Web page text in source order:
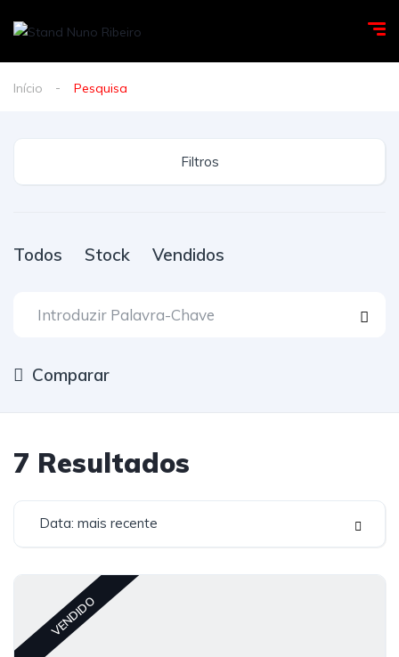
Início Pesquisa
Filtros
Todos Stock Vendidos
Comparar
7 Resultados
Data: mais recente
VENDIDO